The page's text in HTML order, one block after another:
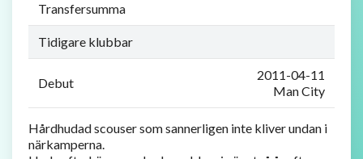
Transfersumma
Tidigare klubbar
Debut
2011-04-11
Man City
Hårdhudad scouser som sannerligen inte kliver undan i
närkamperna.